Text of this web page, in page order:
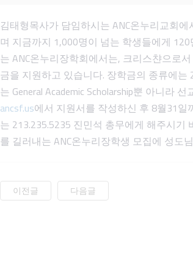
김태형목사가 담임하시는 ANC온누리교회
며 지금까지 1,000명이 넘는 학생들에게
는 ANC온누리장학회에서는, 크리스챤으로
금을 지원하고 있습니다. 장학금의 종류에
는 General Academic Scholarship뿐 아니라
ancsf.us에서 지원서를 작성하신 후 8월31
는 213.235.5235 진민석 총무에게 해주시
를 길러내는 ANC온누리장학생 모집에 성도
다음글
이전글